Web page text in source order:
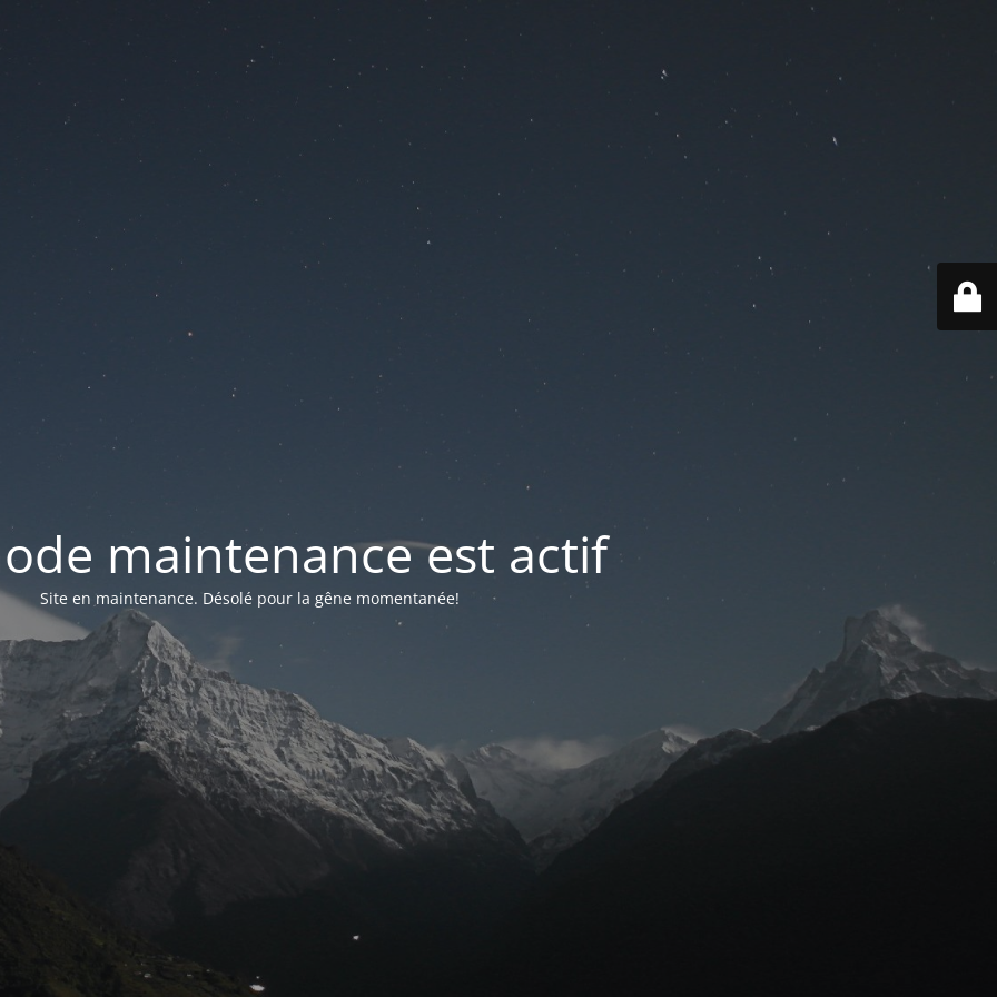
maintenance est actif
Site en maintenance. Désolé pour la gêne momentanée!